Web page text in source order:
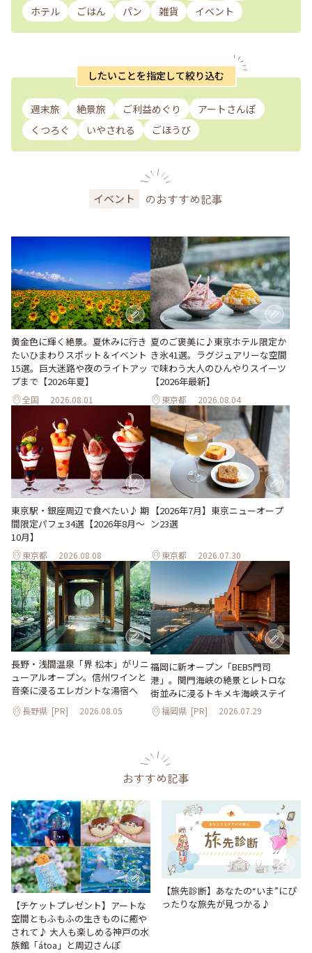
ホテル ごはん パン 雑貨 イベント
したいことを指定して絞り込む
週末旅 絶景旅 ご利益めぐり
アートさんぽ
くつろぐ
いやされる ごほうび
イベント のおすすめ記事
黄金色に輝く絶景。夏休みに行き
たいひまわりスポット＆イベント
15選。巨大迷路や夜のライトアッ
プまで【2026年夏】
全国 2026.08.01
夏のご褒美に♪東京ホテル限定か
き氷41選。ラグジュアリーな空間
で味わう大人のひんやりスイーツ
【2026年最新】
東京都 2026.08.04
東京駅・銀座周辺で食べたい♪ 期
間限定パフェ34選【2026年8月～
10月】
東京都 2026.08.08
【2026年7月】東京ニューオープ
ン23選
東京都 2026.07.30
長野・浅間温泉「界 松本」がリニ
ューアルオープン。信州ワインと
音楽に浸るエレガントな湯宿へ
長野県 [PR] 2026.08.05
福岡に新オープン「BEB5門司
港」。関門海峡の絶景とレトロな
街並みに浸るトキメキ海峡ステイ
福岡県 [PR] 2026.07.29
おすすめ記事
【チケットプレゼント】アートな
空間ともふもふの生きものに癒や
されて♪ 大人も楽しめる神戸の水
族館「átoa」と周辺さんぽ
【旅先診断】あなたの“いま”にぴ
ったりな旅先が見つかる♪